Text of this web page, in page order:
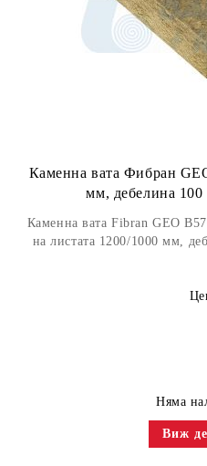
Каменна вата Фибран
мм, дебелина
Каменна вата Fibran GEO
на листата 1200/1000 мм,
Няма
Виж